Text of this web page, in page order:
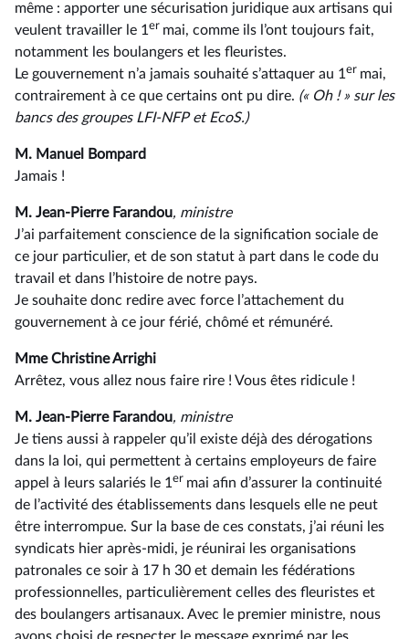
même : apporter une sécurisation juridique aux artisans qui
veulent travailler le 1 er mai, comme ils l’ont toujours fait,
notamment les boulangers et les fleuristes.
Le gouvernement n’a jamais souhaité s’attaquer au 1 er mai,
contrairement à ce que certains ont pu dire. (« Oh ! » sur les
bancs des groupes LFI-NFP et EcoS.)
M. Manuel Bompard
Jamais !
M. Jean-Pierre Farandou, ministre
J’ai parfaitement conscience de la signification sociale de
ce jour particulier, et de son statut à part dans le code du
travail et dans l’histoire de notre pays.
Je souhaite donc redire avec force l’attachement du
gouvernement à ce jour férié, chômé et rémunéré.
Mme Christine Arrighi
Arrêtez, vous allez nous faire rire ! Vous êtes ridicule !
M. Jean-Pierre Farandou, ministre
Je tiens aussi à rappeler qu’il existe déjà des dérogations
dans la loi, qui permettent à certains employeurs de faire
appel à leurs salariés le 1 er mai afin d’assurer la continuité
de l’activité des établissements dans lesquels elle ne peut
être interrompue. Sur la base de ces constats, j’ai réuni les
syndicats hier après-midi, je réunirai les organisations
patronales ce soir à 17 h 30 et demain les fédérations
professionnelles, particulièrement celles des fleuristes et
des boulangers artisanaux. Avec le premier ministre, nous